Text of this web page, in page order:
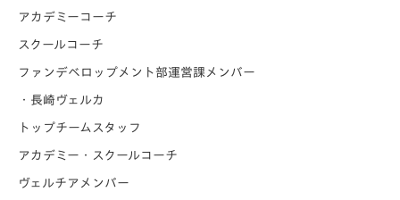
アカデミーコーチ
スクールコーチ
ファンデベロップメント部運営課メンバー
・長崎ヴェルカ
トップチームスタッフ
アカデミー・スクールコーチ
ヴェルチアメンバー